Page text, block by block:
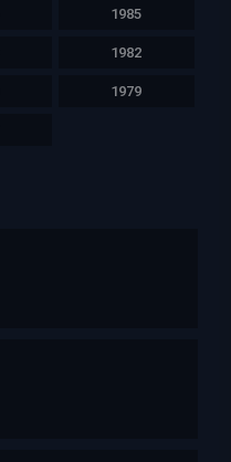
1985
1982
1979